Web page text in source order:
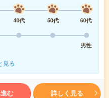
40代 50代
60代
男性
見る
む 詳しく見る